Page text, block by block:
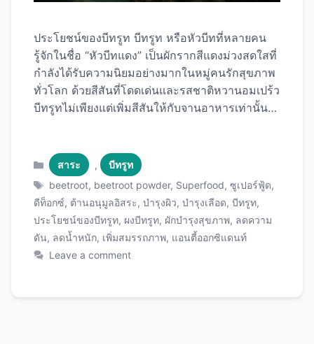
ประโยชน์ของบีทรูท บีทรูท หรือหัวบีทที่หลายคน
รู้จักในชื่อ “หัวบีทแดง” เป็นผักรากสีแดงม่วงสดใสที่
กำลังได้รับความนิยมอย่างมากในหมู่คนรักสุขภาพ
ทั่วโลก ด้วยสีสันที่โดดเด่นและรสชาติหวานอมเปร้ว
บีทรูทไม่เพียงแต่เพิ่มสีสันให้กับจานอาหารเท่านั้น
งบีทรูท ทั้ง 12 ข้อที่จะทำให้คุณอยากเพิ่มผักชนิดนี้
เข้าไปในรายการอาหารประจำวันของคุณทันที
พร้อมวิธีการบริโภคที่หลากหลายเพื่อให้คุณได้รับ
ประโยชน์สูงสุด บีทรูทคืออะไร? บีทรูท (Beetroot)
หรือชื่อวิทยาศาสตร์ Beta vulgaris เป็นผักรากที่มี
ถิ่นกำเนิดในแถบทะเลเมดิเตอร์เรเนียน มีลักษณะ
ชาวโรมันโบราณใช้บีทรูททั้งเป็นอาหารและยา
Categories
สาระ ,
บีทรูท
Tags
beetroot, beetroot powder, Superfood,ซูเปอร์ฟู้ด,
ดีท็อกซ์, ต้านอนุมูลอิสระ, บำรุงผิว, บำรุงเลือด, บีทรูท,
ประโยชน์ของบีทรูท, ผงบีทรูท, ผักบำรุงสุขภาพ, ลดความ
ดัน, ลดน้ำหนัก, เพิ่มสมรรถภาพ, แอนตี้ออกซิแดนท์
Leave a comment